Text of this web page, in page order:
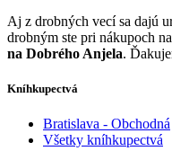
Aj z drobných vecí sa dajú
drobným ste pri nákupoch
na Dobrého Anjela.
Kníhkupectvá
Bratislava - Obchodná
Všetky kníhkupectvá